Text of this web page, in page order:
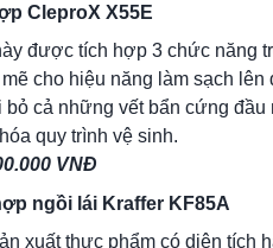
CleproX X55E
được tích hợp 3 chức năng
cho hiệu năng làm sạch
cả những vết bẩn cứng
quy trình vệ sinh.
VNĐ
ngồi lái Kraffer KF85A
xuất thực phẩm có diện tích